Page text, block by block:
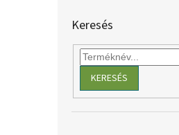
Keresés
KERESÉS